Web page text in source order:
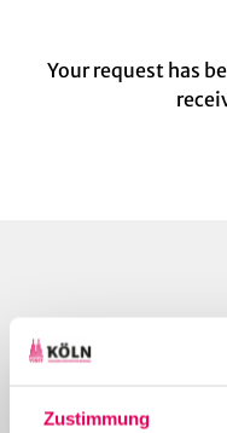
Zustimmung
Your request has
Cologne